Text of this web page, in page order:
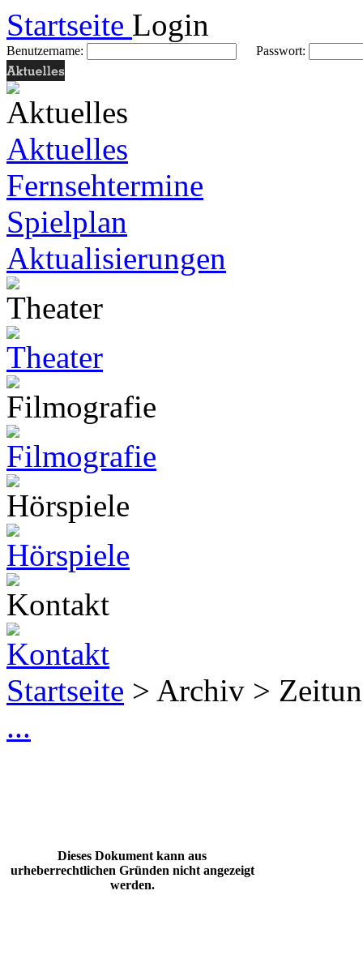
Startseite Login
Benutzername: Passwort:
Aktuelles
Fernsehtermine
Spielplan
Aktualisierungen
Startseite > Archiv >
...
Dieses Dokument kann aus
urheberrechtlichen Gründen nicht angezeigt
werden.